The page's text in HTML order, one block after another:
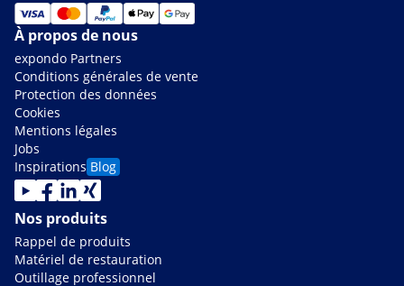
À propos de nous
expondo Partners
Conditions générales de vente
Protection des données
Cookies
Mentions légales
Jobs
Inspirations Blog
Nos produits
Rappel de produits
Matériel de restauration
Outillage professionnel